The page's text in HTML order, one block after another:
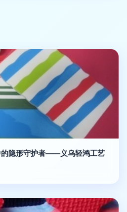
的隐形守护者——义乌轻鸿工艺